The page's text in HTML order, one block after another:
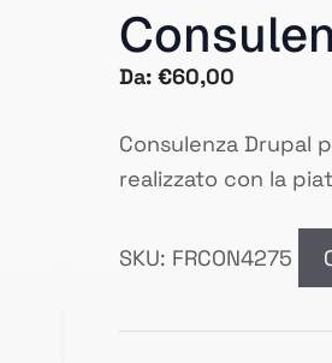
Da:€60,00
Consulenza Drupal
realizzato con la
SKU: FRCON4275